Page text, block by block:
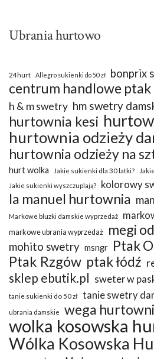
Ubrania hurtowo
24hurt Allegro sukienki do 50 zł bonprix
centrum handlowe ptak
h & m swetry hm swetry
hurtownia kesi
hurtownia odzieży
hurtownia odzieży na
hurt wolka Jakie sukienki dla 30 latki?
Jakie sukienki wyszczuplają?
kolorowy
la manuel hurtownia
Markowe bluzki damskie wyprzedaż
markowe ubrania wyprzedaż megi
mohito swetry msngr Ptak
Ptak Rzgów ptak łódź
sklep ebutik.pl sweter w
tanie sukienki do 50 zł tanie swetry
ubrania damskie wega
wolka kosowska
Wólka Kosowska